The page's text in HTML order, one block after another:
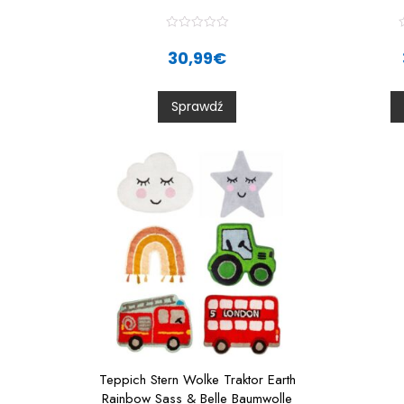
a
t
0
o
u
t
5
30,99€
Sprawdź
t
Teppich Stern Wolke Traktor Earth
Rainbow Sass & Belle Baumwolle